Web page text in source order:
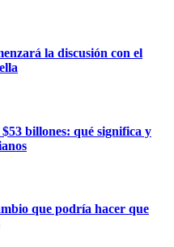
la discusión con el
billones: qué significa y
que podría hacer que